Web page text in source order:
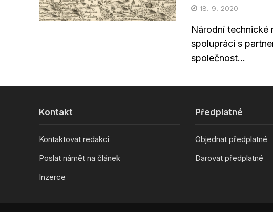
18. 9. 2020
Národní technické
spolupráci s
společnost...
Kontakt
Kontaktovat redakci
Poslat námět na článek
Inzerce
Předplatné
Objednat předplatné
Darovat předplatné